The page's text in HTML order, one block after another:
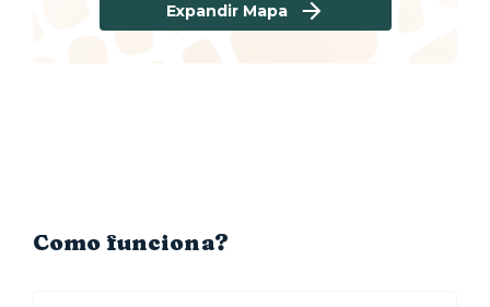
Expandir Mapa
Como funciona?